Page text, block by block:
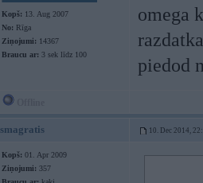
Kopš: 13. Aug 2007
No: Rīga
Ziņojumi: 14367
Braucu ar: 3 sek līdz 100
omega
piedod
smagratis 10. Dec 2014,
Kopš: 01. Apr 2009
Ziņojumi: 357